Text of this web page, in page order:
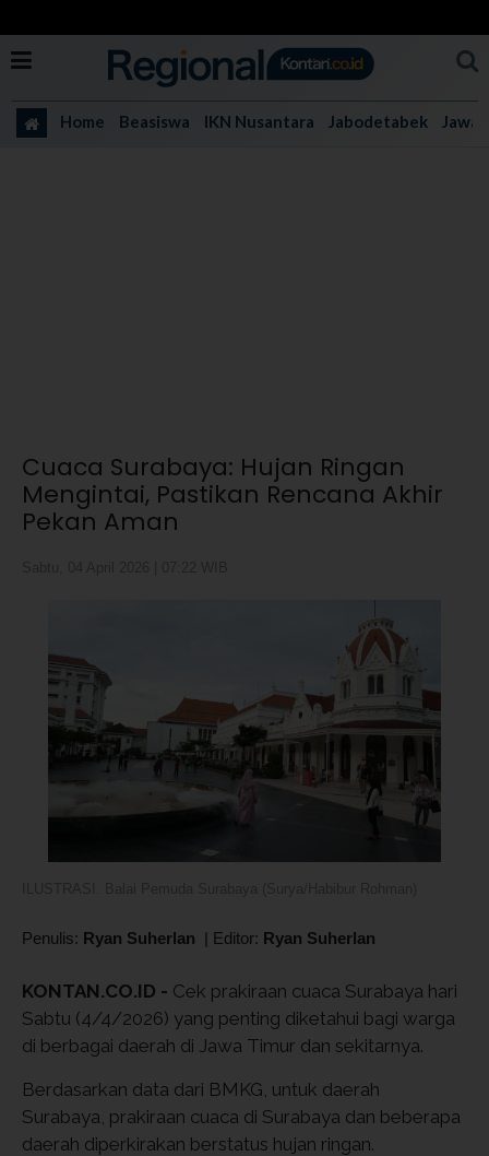
Home Beasiswa IKN Nusantara Jabodetabek Jawa
Cuaca Surabaya: Hujan Ringan
Mengintai, Pastikan Rencana Akhir
Pekan Aman
Penulis: Ryan Suherlan | Editor: Ryan Suherlan
KONTAN.CO.ID - Cek prakiraan cuaca Surabaya hari
Sabtu (4/4/2026) yang penting diketahui bagi warga
di berbagai daerah di Jawa Timur dan sekitarnya.
Berdasarkan data dari BMKG, untuk daerah
Surabaya, prakiraan cuaca di Surabaya dan beberapa
daerah diperkirakan berstatus hujan ringan.